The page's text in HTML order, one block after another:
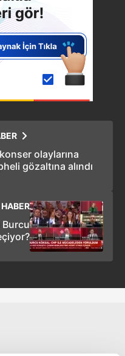
olaylarına
gözaltına alındı
Burcu